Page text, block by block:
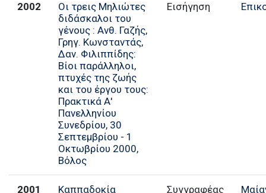
2002
Οι τρεις Μηλιώτες
διδάσκαλοι του
γένους : Ανθ. Γαζής,
Γρηγ. Κωνσταντάς,
Δαν. Φιλιππίδης:
Βίοι παράλληλοι,
πτυχές της ζωής
και του έργου τους:
Πρακτικά Α'
Πανελληνίου
Συνεδρίου, 30
Σεπτεμβρίου - 1
Οκτωβρίου 2000,
Βόλος
Εισήγηση
2001 Καππαδοκία Συγγραφέας